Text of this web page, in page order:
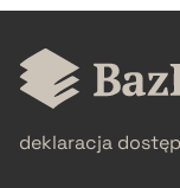
CZYSTY TEKST
pobierz cytat
BIBTEX
deklaracja